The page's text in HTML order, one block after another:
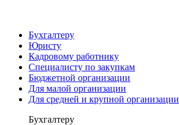
Бухгалтеру
Юристу
Кадровому работнику
Специалисту по закупкам
Бюджетной организации
Для малой организации
Для средней и крупной организации
Бухгалтеру